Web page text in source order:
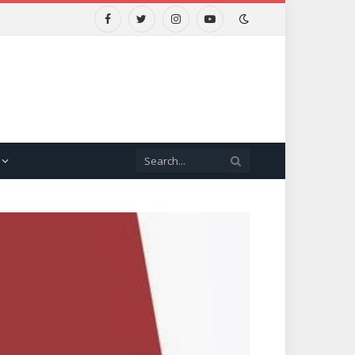
FacebookTwitterInstagramYouTube